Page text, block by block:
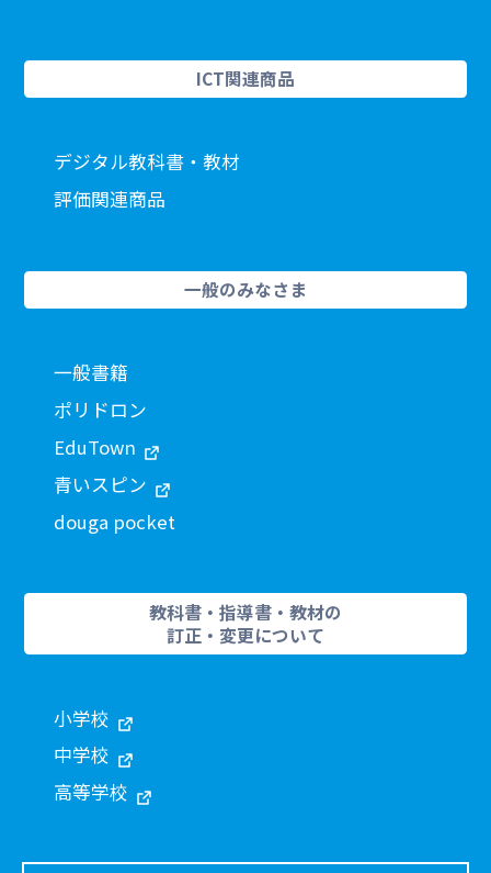
ICT関連商品
デジタル教科書・教材
評価関連商品
一般のみなさま
一般書籍
ポリドロン
EduTown
青いスピン
douga pocket
教科書・指導書・教材の
訂正・変更について
小学校
中学校
高等学校